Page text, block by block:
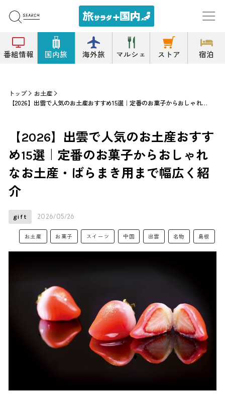
番組情報 国内旅 海外旅 マルシェ ストア 宿泊
トップ
お土産
【2026】出雲で人気のお土産おすすめ15選｜定番のお菓子からおしゃれなお土産・ばらまき用まで幅広く紹介
【2026】出雲で人気のお土産おすす
め15選｜定番のお菓子からおしゃれ
なお土産・ばらまき用まで幅広く紹
介
gift 2026/05/26
お土産 お菓子 スイーツ 中国 出雲 名物 島根